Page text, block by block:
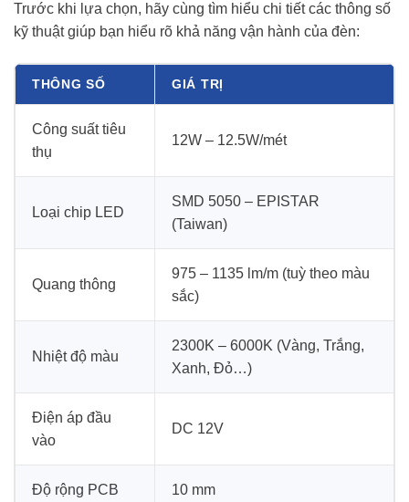
Trước khi lựa chọn, hãy cùng tìm hiểu chi tiết các thông số
kỹ thuật giúp bạn hiểu rõ khả năng vận hành của đèn:
THÔNG SỐ GIÁ TRỊ
Công suất tiêu
thụ
12W – 12.5W/mét
Loại chip LED
SMD 5050 – EPISTAR
(Taiwan)
Quang thông
975 – 1135 lm/m (tuỳ theo màu
sắc)
Nhiệt độ màu
2300K – 6000K (Vàng, Trắng,
Xanh, Đỏ…)
Điện áp đầu
vào
DC 12V
Độ rộng PCB 10 mm